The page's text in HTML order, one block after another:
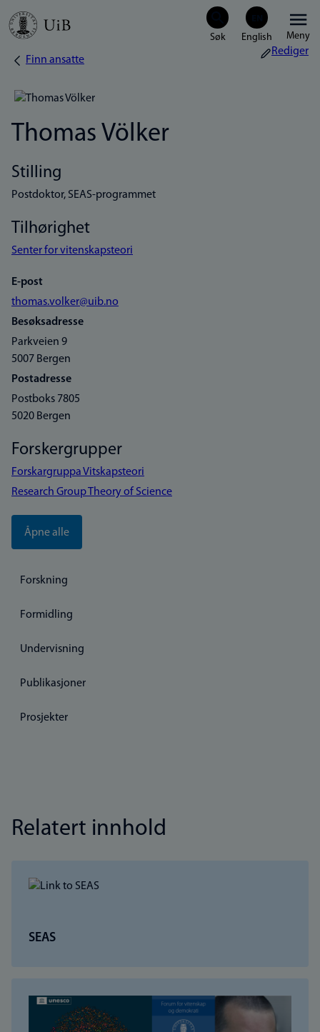
Hopp
Meny
Navigasjonssti
Finn ansatte
Rediger
Thomas Völker
Stilling
Postdoktor, SEAS-programmet
Tilhørighet
Senter for vitenskapsteori
E-post
thomas.volker@uib.no
Besøksadresse
Parkveien 9
5007 Bergen
Postadresse
Postboks 7805
5020 Bergen
Forskergrupper
Forskargruppa Vitskapsteori
Research Group Theory of Science
Åpne alle
Forskning
Formidling
Undervisning
Publikasjoner
Prosjekter
Relatert innhold
SEAS